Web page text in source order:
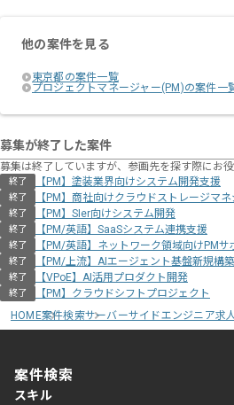
他の案件を見る
東京都の案件一覧
プロジェクトマネージャー(PM)の案件一
募集が終了した案件
募集は終了していますが、参画先を探す際にお
終了 【PM】塗装業界向けシステム開発支援
終了 【PM】商社向けクラウドストレージマネ
終了 【PM】SIer向けシステム開発
終了 【PM/英語】SaaSシステム連携支援
終了 【PM/英語】ネットワーク領域向けPMサ
終了 【PM/上流】AIエージェント基盤新規構築
終了 【VPoE】AI活用プロダクト開発
終了
【PM】クラウドシフトプロジェクト
HOME案件検索サーバーサイドエンジニア求
案件検索
スキル